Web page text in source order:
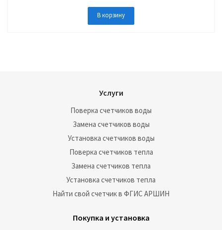
В корзину
Услуги
Поверка счетчиков воды
Замена счетчиков воды
Установка счетчиков воды
Поверка счетчиков тепла
Замена счетчиков тепла
Установка счетчиков тепла
Найти свой счетчик в ФГИС АРШИН
Покупка и установка